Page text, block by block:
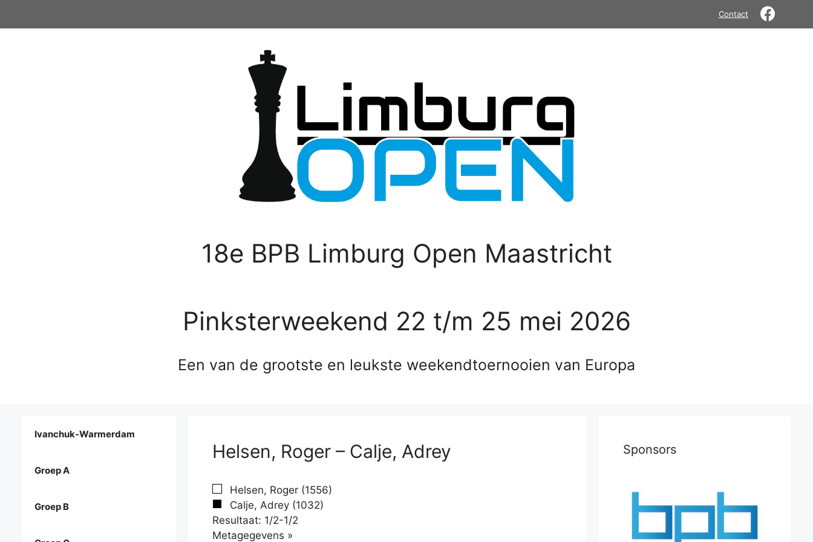
Contact
18e BPB Limburg Open Maastricht
Pinksterweekend 22 t/m 25 mei 2026
Een van de grootste en leukste weekendtoernooien van Europa
Helsen, Roger – Calje, Adrey
Helsen, Roger (1556)
Calje, Adrey (1032)
Resultaat: 1/2-1/2
Metagegevens »
Ivanchuk-Warmerdam
Groep A
Groep B
Sponsors